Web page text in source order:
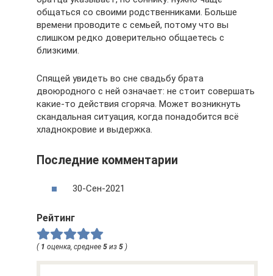
общаться со своими родственниками. Больше
времени проводите с семьей, потому что вы
слишком редко доверительно общаетесь с
близкими.
Спящей увидеть во сне свадьбу брата
двоюродного с ней означает: не стоит совершать
какие-то действия сгоряча. Может возникнуть
скандальная ситуация, когда понадобится всё
хладнокровие и выдержка.
Последние комментарии
30-Сен-2021
Рейтинг
( 1 оценка, среднее 5 из 5 )